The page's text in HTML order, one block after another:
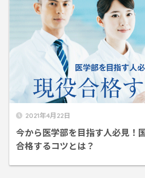
2021年4月22日
今から医学部を目指す人必見！
合格するコツとは？